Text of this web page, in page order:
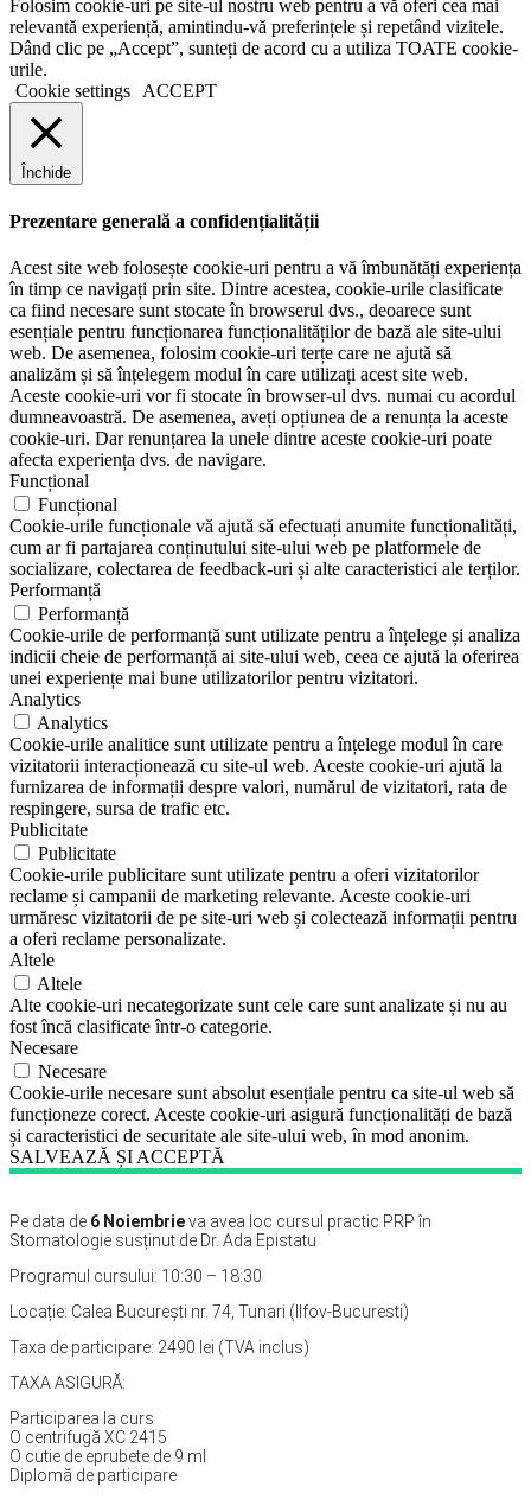
Folosim cookie-uri pe site-ul nostru web pentru a vă oferi cea mai
relevantă experiență, amintindu-vă preferințele și repetând vizitele.
Dând clic pe „Accept”, sunteți de acord cu a utiliza TOATE cookie-
urile.
Cookie settings ACCEPT
Închide
Prezentare generală a confidențialității
Acest site web folosește cookie-uri pentru a vă îmbunătăți experiența
în timp ce navigați prin site. Dintre acestea, cookie-urile clasificate
ca fiind necesare sunt stocate în browserul dvs., deoarece sunt
esențiale pentru funcționarea funcționalităților de bază ale site-ului
web. De asemenea, folosim cookie-uri terțe care ne ajută să
analizăm și să înțelegem modul în care utilizați acest site web.
Aceste cookie-uri vor fi stocate în browser-ul dvs. numai cu acordul
dumneavoastră. De asemenea, aveți opțiunea de a renunța la aceste
cookie-uri. Dar renunțarea la unele dintre aceste cookie-uri poate
afecta experiența dvs. de navigare.
Funcțional
Funcțional
Cookie-urile funcționale vă ajută să efectuați anumite funcționalități,
cum ar fi partajarea conținutului site-ului web pe platformele de
socializare, colectarea de feedback-uri și alte caracteristici ale terților.
Performanță
Performanță
Cookie-urile de performanță sunt utilizate pentru a înțelege și analiza
indicii cheie de performanță ai site-ului web, ceea ce ajută la oferirea
unei experiențe mai bune utilizatorilor pentru vizitatori.
Analytics
Analytics
Cookie-urile analitice sunt utilizate pentru a înțelege modul în care
vizitatorii interacționează cu site-ul web. Aceste cookie-uri ajută la
furnizarea de informații despre valori, numărul de vizitatori, rata de
respingere, sursa de trafic etc.
Publicitate
Publicitate
Cookie-urile publicitare sunt utilizate pentru a oferi vizitatorilor
reclame și campanii de marketing relevante. Aceste cookie-uri
urmăresc vizitatorii de pe site-uri web și colectează informații pentru
a oferi reclame personalizate.
Altele
Altele
Alte cookie-uri necategorizate sunt cele care sunt analizate și nu au
fost încă clasificate într-o categorie.
Necesare
Necesare
Cookie-urile necesare sunt absolut esențiale pentru ca site-ul web să
funcționeze corect. Aceste cookie-uri asigură funcționalități de bază
și caracteristici de securitate ale site-ului web, în mod anonim.
SALVEAZĂ ȘI ACCEPTĂ
Pe data de 6 Noiembrieva avea loc cursul practic PRP în
Stomatologie susținut de Dr. Ada Epistatu
Programul cursului: 10:30 – 18:30
Locație: Calea București nr. 74, Tunari (Ilfov-Bucuresti)
Taxa de participare: 2490 lei (TVA inclus)
TAXA ASIGURĂ:
Participarea la curs
O centrifugă XC 2415
O cutie de eprubete de 9 ml
Diplomă de participare